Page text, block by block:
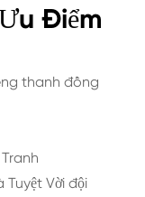
Điểm
thanh đồng
Vời đội